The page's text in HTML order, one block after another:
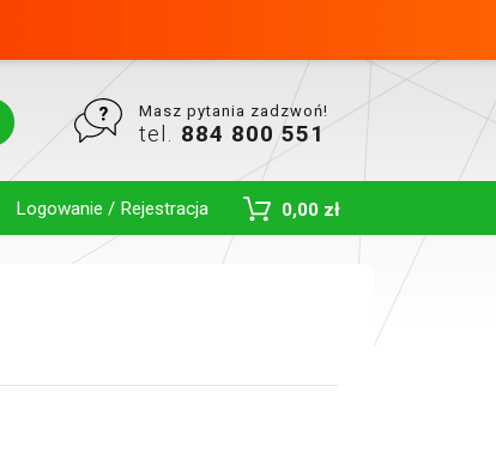
Masz pytania zadzwoń!
tel. 884 800 551
Logowanie / Rejestracja 0,00 zł
Toggle Dropdown